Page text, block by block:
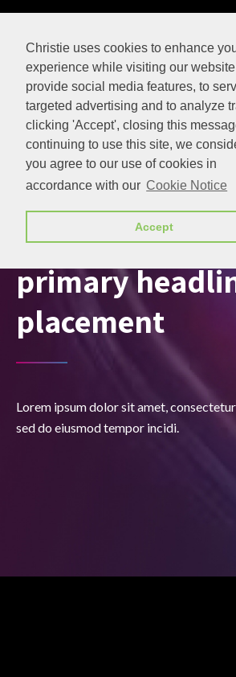
Christie uses cookies to enhance
experience while visiting our
provide social media features, to
targeted advertising and to analyze
clicking 'Accept', closing this
continuing to use this site, we
you agree to our use of cookies in
accordance with our Cookie Notice
Accept
Homepage hero
primary
placement
Lorem ipsum dolor sit amet,
sed do eiusmod tempor incidi.